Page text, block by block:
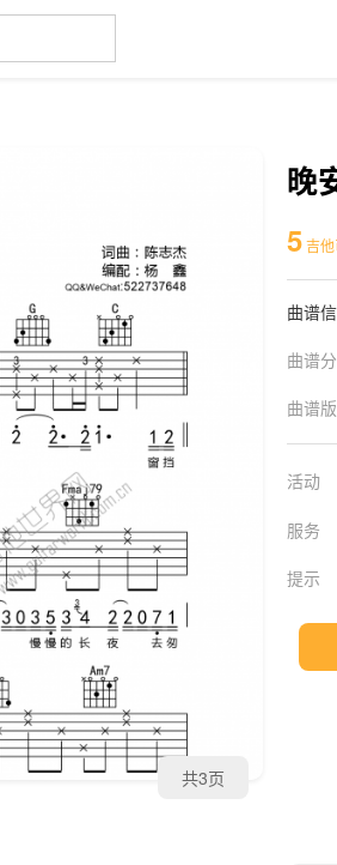
共3页
晚
5吉
曲谱
曲谱
曲谱
活动
服务
提示